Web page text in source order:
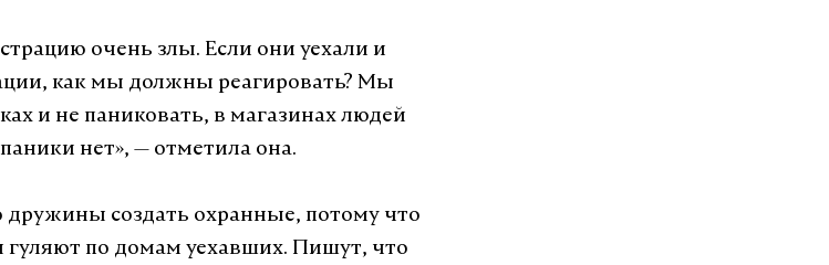
очень злы. Если они уехали и
как мы должны реагировать? Мы
и не паниковать, в магазинах людей
нет», — отметила она.
создать охранные, потому что
по домам уехавших. Пишут, что